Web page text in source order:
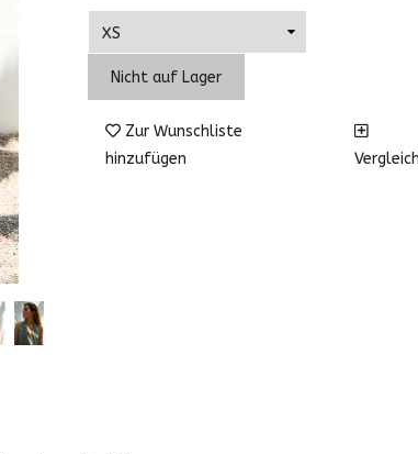
Nicht auf Lager
Zur Wunschliste
hinzufügen